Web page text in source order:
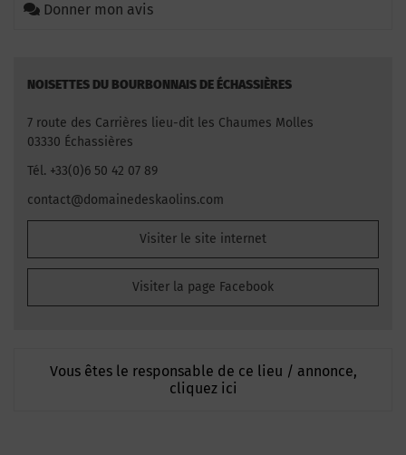
Donner mon avis
NOISETTES DU BOURBONNAIS DE ÉCHASSIÈRES
7 route des Carrières lieu-dit les Chaumes Molles
03330 Échassières
Tél. +33(0)6 50 42 07 89
contact@domainedeskaolins.com
Visiter le site internet
Visiter la page Facebook
Vous êtes le responsable de ce lieu / annonce,
cliquez ici